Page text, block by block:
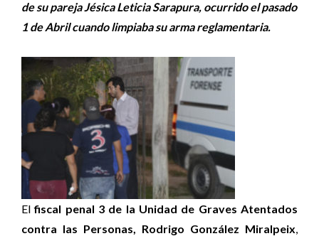
de su pareja Jésica Leticia Sarapura, ocurrido el pasado
1 de Abril cuando limpiaba su arma reglamentaria.
Elfiscal penal 3 de la Unidad de Graves Atentados
contra las Personas, Rodrigo González Miralpeix,